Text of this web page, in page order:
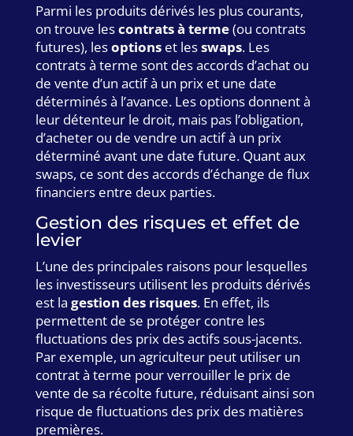
Parmi les produits dérivés les plus courants,
on trouve lescontrats à terme(ou contrats
futures), lesoptionset lesswaps. Les
contrats à terme sont des accords d’achat ou
de vente d’un actif à un prix et une date
déterminés à l’avance. Les options donnent à
leur détenteur le droit, mais pas l’obligation,
d’acheter ou de vendre un actif à un prix
déterminé avant une date future. Quant aux
swaps, ce sont des accords d’échange de flux
financiers entre deux parties.
Gestion des risques et effet de
levier
L’une des principales raisons pour lesquelles
les investisseurs utilisent les produits dérivés
est la gestion des risques. En effet, ils
permettent de se protéger contre les
fluctuations des prix des actifs sous-jacents.
Par exemple, un agriculteur peut utiliser un
contrat à terme pour verrouiller le prix de
vente de sa récolte future, réduisant ainsi son
risque de fluctuations des prix des matières
premières.